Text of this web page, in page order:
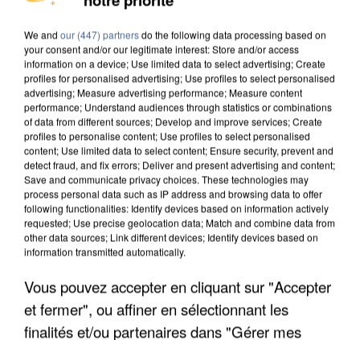
DE SOLIDARITÉ AVEC LES...
APRÈS TOUTES CES CANICULES, LES REFUGES
DE FAUNE SAUVAGE SONT...
We and our (447) partnersdo the following data processing based on
your consent and/or our legitimate interest: Store and/or access
information on a device; Use limited data to select advertising; Create
profiles for personalised advertising; Use profiles to select personalised
advertising; Measure advertising performance; Measure content
performance; Understand audiences through statistics or combinations
of data from different sources; Develop and improve services; Create
profiles to personalise content; Use profiles to select personalised
content; Use limited data to select content; Ensure security, prevent and
detect fraud, and fix errors; Deliver and present advertising and content;
Save and communicate privacy choices. These technologies may
process personal data such as IP address and browsing data to offer
following functionalities: Identify devices based on information actively
requested; Use precise geolocation data; Match and combine data from
other data sources; Link different devices; Identify devices based on
information transmitted automatically.
Vous pouvez accepter en cliquant sur "Accepter
et fermer", ou affiner en sélectionnant les
finalités et/ou partenaires dans "Gérer mes